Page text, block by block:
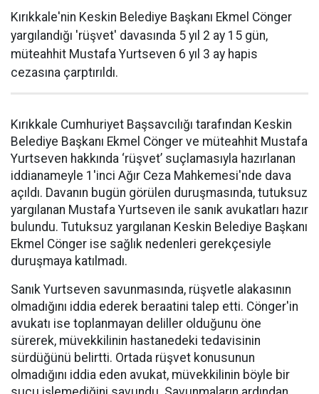
Kırıkkale'nin Keskin Belediye Başkanı Ekmel Cönger
yargılandığı 'rüşvet' davasında 5 yıl 2 ay 15 gün,
müteahhit Mustafa Yurtseven 6 yıl 3 ay hapis
cezasına çarptırıldı.
Kırıkkale Cumhuriyet Başsavcılığı tarafından Keskin
Belediye Başkanı Ekmel Cönger ve müteahhit Mustafa
Yurtseven hakkında ‘rüşvet’ suçlamasıyla hazırlanan
iddianameyle 1'inci Ağır Ceza Mahkemesi'nde dava
açıldı. Davanın bugün görülen duruşmasında, tutuksuz
yargılanan Mustafa Yurtseven ile sanık avukatları hazır
bulundu. Tutuksuz yargılanan Keskin Belediye Başkanı
Ekmel Cönger ise sağlık nedenleri gerekçesiyle
duruşmaya katılmadı.
Sanık Yurtseven savunmasında, rüşvetle alakasının
olmadığını iddia ederek beraatini talep etti. Cönger'in
avukatı ise toplanmayan deliller olduğunu öne
sürerek, müvekkilinin hastanedeki tedavisinin
sürdüğünü belirtti. Ortada rüşvet konusunun
olmadığını iddia eden avukat, müvekkilinin böyle bir